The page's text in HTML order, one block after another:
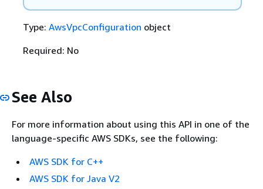
Type: AwsVpcConfiguration object
Required: No
See Also
For more information about using this API in one of the
language-specific AWS SDKs, see the following:
AWS SDK for C++
AWS SDK for Java V2